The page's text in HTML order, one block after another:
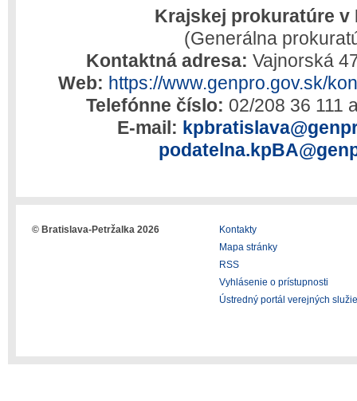
Krajskej prokuratúre v
(Generálna
Kontaktná adresa: Vajnorská
Web: https://www.genpro.gov.sk/
Telefónne číslo: 02/208 36 111
E-mail:
© Bratislava-Petržalka 2026
Kontakty
Mapa stránky
RSS
Vyhlásenie o prístupnosti
Ústredný portál verejných